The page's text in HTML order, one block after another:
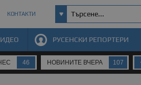
КОНТАКТИ
РУСЕНСКИ РЕПОРТЕРИ
46 НОВИНИТЕ ВЧЕРА 107